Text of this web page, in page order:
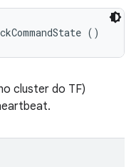
()
cluster do TF)